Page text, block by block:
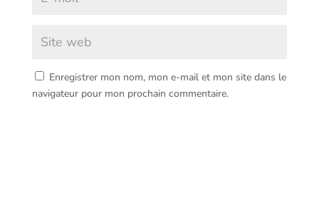
Enregistrer mon nom, mon e-mail et mon site dans le
navigateur pour mon prochain commentaire.